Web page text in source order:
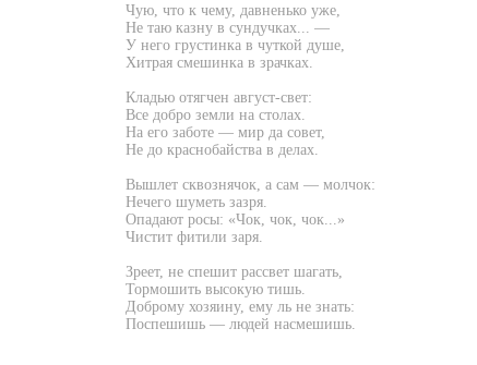
Чую, что к чему, давненько уже,
Не таю казну в сундучках... —
У него грустинка в чуткой душе,
Хитрая смешинка в зрачках.
Кладью отягчен август-свет:
Все добро земли на столах.
На его заботе — мир да совет,
Не до краснобайства в делах.
Вышлет сквознячок, а сам — молчок:
Нечего шуметь зазря.
Опадают росы: «Чок, чок, чок...»
Чистит фитили заря.
Зреет, не спешит рассвет шагать,
Тормошить высокую тишь.
Доброму хозяину, ему ль не знать:
Поспешишь — людей насмешишь.